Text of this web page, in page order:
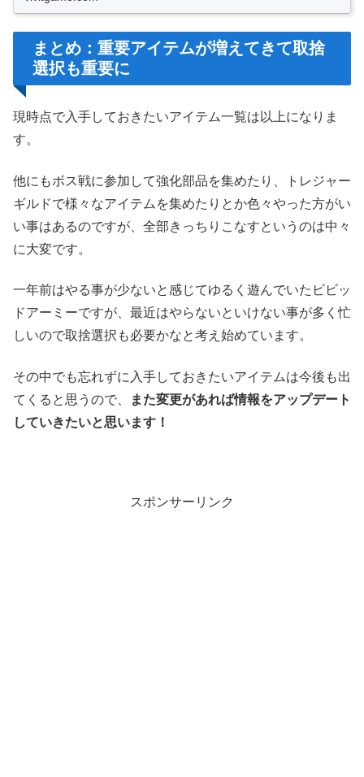
まとめ：重要アイテムが増えてきて取捨
選択も重要に
現時点で入手しておきたいアイテム一覧は以上になりま
す。
他にもボス戦に参加して強化部品を集めたり、トレジャー
ギルドで様々なアイテムを集めたりとか色々やった方がい
い事はあるのですが、全部きっちりこなすというのは中々
に大変です。
一年前はやる事が少ないと感じてゆるく遊んでいたビビッ
ドアーミーですが、最近はやらないといけない事が多く忙
しいので取捨選択も必要かなと考え始めています。
その中でも忘れずに入手しておきたいアイテムは今後も出
てくると思うので、
また変更があれば情報をアップデート
していきたいと思います！
スポンサーリンク